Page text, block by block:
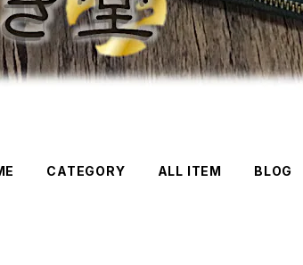
CATEGORY ALL ITEM BLOG